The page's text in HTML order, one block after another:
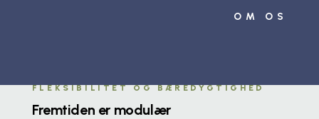
OM OS
FLEKSIBILITET OG BÆREDYGTIGHED
Fremtiden er modulær